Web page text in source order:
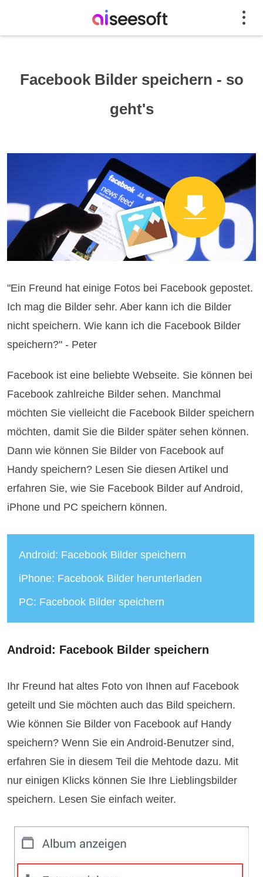
Facebook Bilder speichern - so
geht's
"Ein Freund hat einige Fotos bei Facebook gepostet.
Ich mag die Bilder sehr. Aber kann ich die Bilder
nicht speichern. Wie kann ich die Facebook Bilder
speichern?" - Peter
Facebook ist eine beliebte Webseite. Sie können bei
Facebook zahlreiche Bilder sehen. Manchmal
möchten Sie vielleicht die Facebook Bilder speichern
möchten, damit Sie die Bilder später sehen können.
Dann wie können Sie Bilder von Facebook auf
Handy speichern? Lesen Sie diesen Artikel und
erfahren Sie, wie Sie Facebook Bilder auf Android,
iPhone und PC speichern können.
Android: Facebook Bilder speichern
iPhone: Facebook Bilder herunterladen
PC: Facebook Bilder speichern
Android: Facebook Bilder speichern
Ihr Freund hat altes Foto von Ihnen auf Facebook
geteilt und Sie möchten auch das Bild speichern.
Wie können Sie Bilder von Facebook auf Handy
speichern? Wenn Sie ein Android-Benutzer sind,
erfahren Sie in diesem Teil die Mehtode dazu. Mit
nur einigen Klicks können Sie Ihre Lieblingsbilder
speichern. Lesen Sie einfach weiter.